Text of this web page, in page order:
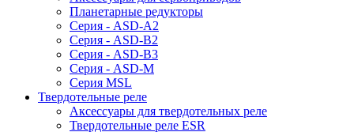
Планетарные редукторы
Серия - ASD-A2
Серия - ASD-B2
Серия - ASD-B3
Серия - ASD-M
Серия MSL
Твердотельные реле
Аксессуары для твердотельных реле
Твердотельные реле ESR